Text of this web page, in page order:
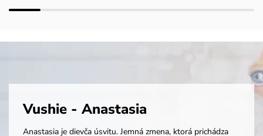
Vushie - Anastasia
Anastasia je dievča úsvitu. Jemná zmena, ktorá prichádza